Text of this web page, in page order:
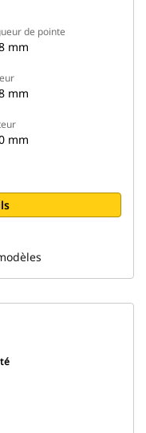
de pointe
mm
mm
mm